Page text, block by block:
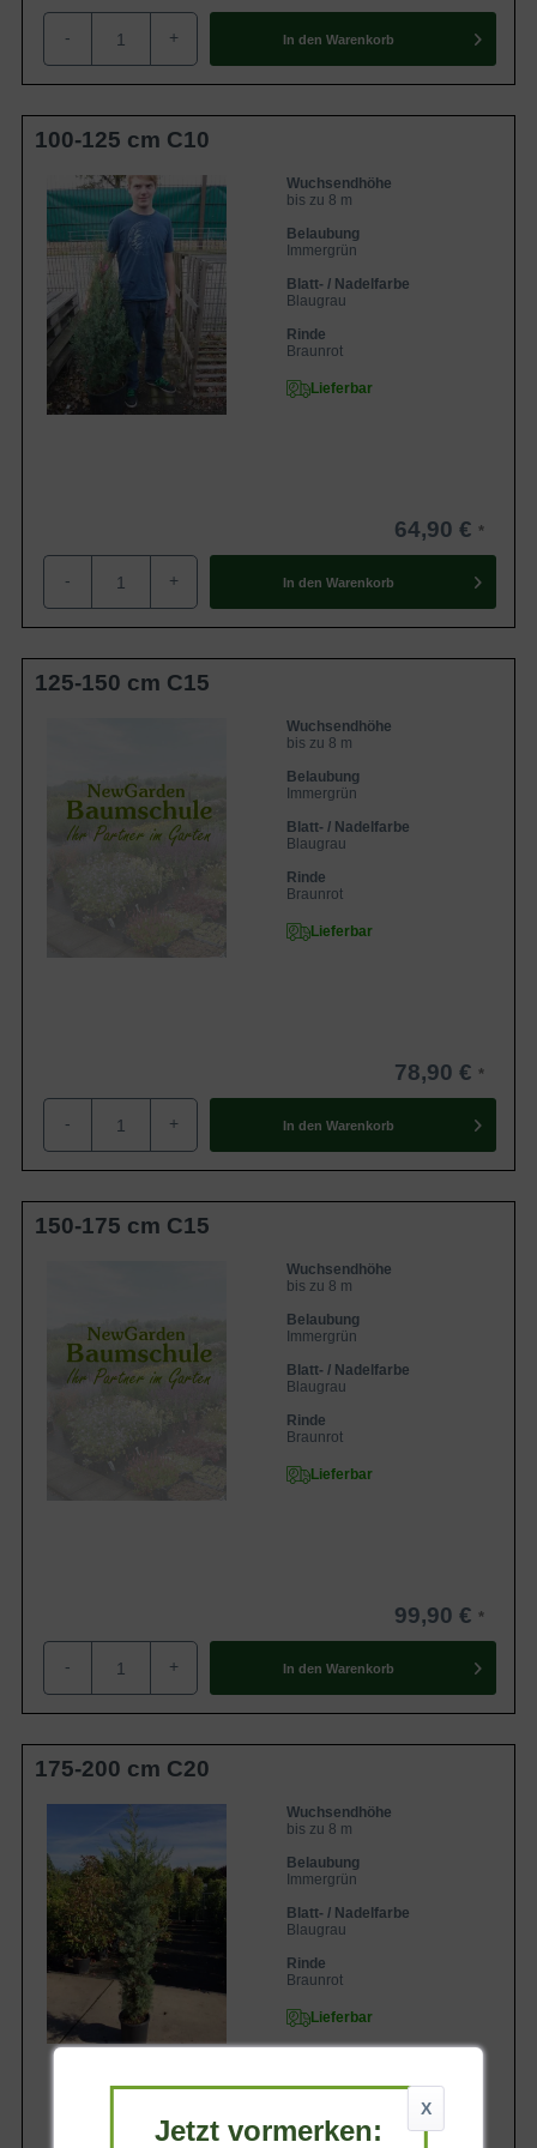
- + In den Warenkorb
100-125 cm C10
Wuchsendhöhe
bis zu 8 m
Belaubung
Immergrün
Blatt- / Nadelfarbe
Blaugrau
Rinde
Braunrot
Lieferbar
64,90 €
- + In den Warenkorb
125-150 cm C15
Wuchsendhöhe
bis zu 8 m
Belaubung
Immergrün
Blatt- / Nadelfarbe
Blaugrau
Rinde
Braunrot
Lieferbar
78,90 €
- + In den Warenkorb
150-175 cm C15
Wuchsendhöhe
bis zu 8 m
Belaubung
Immergrün
Blatt- / Nadelfarbe
Blaugrau
Rinde
Braunrot
Lieferbar
99,90 €
- + In den Warenkorb
175-200 cm C20
Wuchsendhöhe
bis zu 8 m
Belaubung
Immergrün
Blatt- / Nadelfarbe
Blaugrau
Rinde
Braunrot
Lieferbar
X
Jetzt vormerken: